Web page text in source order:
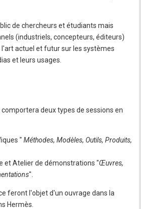
de chercheurs et étudiants mais
(industriels, concepteurs, éditeurs)
actuel et futur sur les systèmes
et leurs usages.
comportera deux types de sessions en
" Méthodes, Modèles, Outils, Produits,
et Atelier de démonstrations "Œuvres,
".
feront l'objet d'un ouvrage dans la
Hermès.